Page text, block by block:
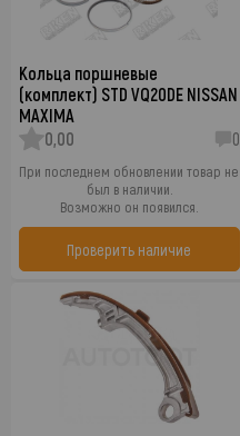
Кольца поршневые
(комплект) STD VQ20DE NISSAN
MAXIMA
0,00
0
При последнем обновлении товар не
был в наличии.
Возможно он появился.
Проверить наличие